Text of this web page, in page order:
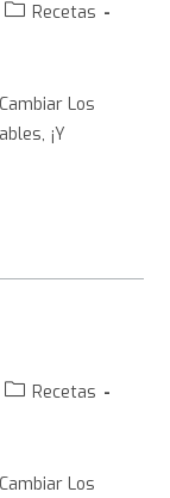
Recetas
Los
¡y
Recetas
Los